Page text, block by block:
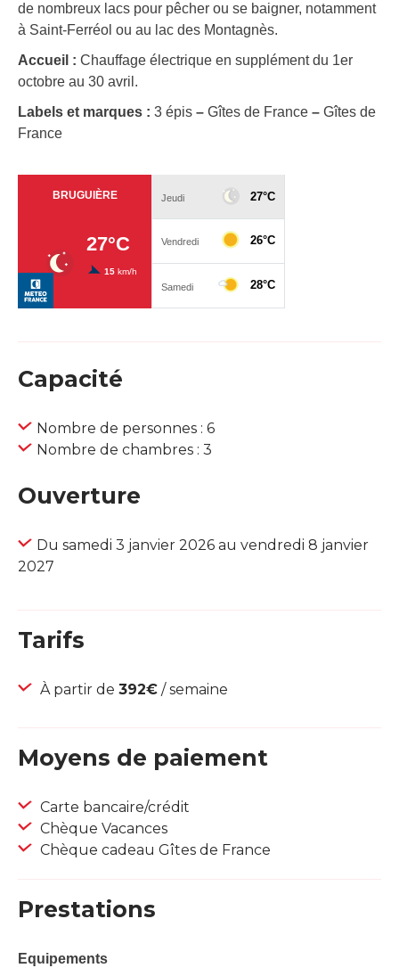
de nombreux lacs pour pêcher ou se baigner, notamment
à Saint-Ferréol ou au lac des Montagnès.
Accueil : Chauffage électrique en supplément du 1er
octobre au 30 avril.
Labels et marques : 3 épis – Gîtes de France – Gîtes de
France
Capacité
Nombre de personnes : 6
Nombre de chambres : 3
Ouverture
Du samedi 3 janvier 2026 au vendredi 8 janvier
2027
Tarifs
À partir de 392€ / semaine
Moyens de paiement
Carte bancaire/crédit
Chèque Vacances
Chèque cadeau Gîtes de France
Prestations
Equipements